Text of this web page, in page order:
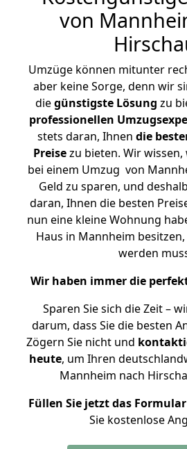
von
Umzüge können mitunter
aber keine Sorge, denn wir
diegünstigste Lösung zu
professionellen
stets daran, Ihnen die
Preisezu bieten. Wir
bei einem Umzug von
Geld zu sparen, und
daran, Ihnen die besten
nun eine kleine Wohnung
Haus in Mannheim
werden
Wir haben immer die
Sparen Sie sich die Zeit –
darum, dass Sie die besten
Zögern Sie nicht und
heute, um Ihren
Mannheim nach
Füllen Sie jetzt das
Sie kostenlose